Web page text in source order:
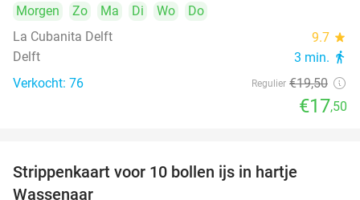
Morgen Zo Ma Di Wo
Do
La Cubanita Delft
9.7 star
Delft 3 min. directions_walk
Verkocht: 76 Regulier €19,50
€17,50
Strippenkaart voor 10 bollen ijs in hartje
Wassenaar